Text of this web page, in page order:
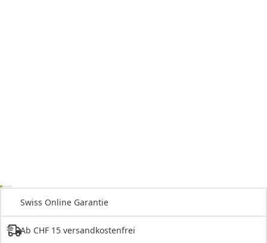
Swiss Online Garantie
Ab CHF 15 versandkostenfrei